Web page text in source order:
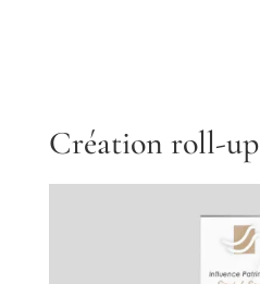
Création roll-up